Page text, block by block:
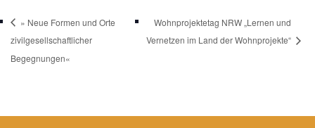
» Neue Formen und Orte
zivilgesellschaftlicher
Begegnungen«
Wohnprojektetag NRW „Lernen und
Vernetzen im Land der Wohnprojekte“